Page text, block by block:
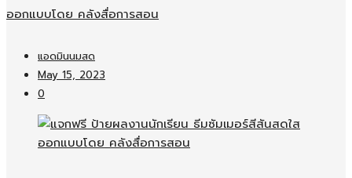
ออกแบบโดย คลังสื่อการสอน
แอดมินนมสด
May 15, 2023
0